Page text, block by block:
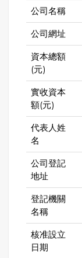
公司名稱
公司網址
資本總額
(元)
實收資本
額(元)
代表人姓
名
公司登記
地址
登記機關
名稱
核准設立
日期